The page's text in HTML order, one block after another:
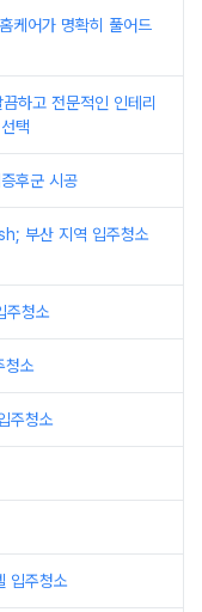
케어가 명확히 풀어드
하고 전문적인 인테리
택
후군 시공
부산 지역 입주청소
주청소
청소
주청소
입주청소